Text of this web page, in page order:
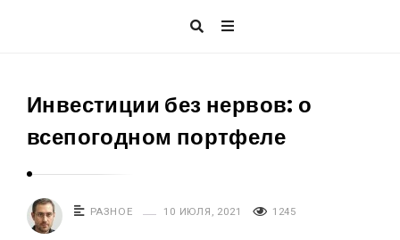
Инвестиции без нервов: о
всепогодном портфеле
РАЗНОЕ 10 ИЮЛЯ, 2021 1245